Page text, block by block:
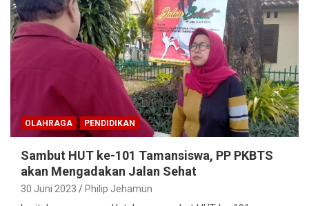
OLAHRAGA PENDIDIKAN
Sambut HUT ke-101 Tamansiswa, PP PKBTS
akan Mengadakan Jalan Sehat
30 Juni 2023 Philip Jehamun